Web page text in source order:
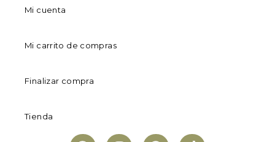
Mi cuenta
Mi carrito de compras
Finalizar compra
Tienda